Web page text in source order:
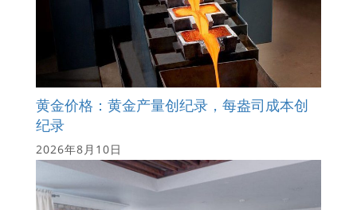
黄金价格：黄金产量创纪录，每盎司成本创
纪录
2026年8月10日